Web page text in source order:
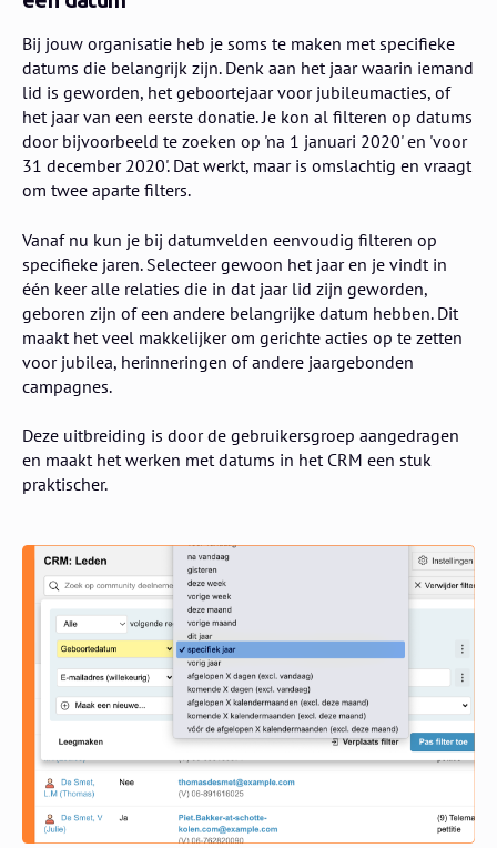
Bij jouw organisatie heb je soms te maken met specifieke
datums die belangrijk zijn. Denk aan het jaar waarin iemand
lid is geworden, het geboortejaar voor jubileumacties, of
het jaar van een eerste donatie. Je kon al filteren op datums
door bijvoorbeeld te zoeken op 'na 1 januari 2020' en 'voor
31 december 2020'. Dat werkt, maar is omslachtig en vraagt
om twee aparte filters.
Vanaf nu kun je bij datumvelden eenvoudig filteren op
specifieke jaren. Selecteer gewoon het jaar en je vindt in
één keer alle relaties die in dat jaar lid zijn geworden,
geboren zijn of een andere belangrijke datum hebben. Dit
maakt het veel makkelijker om gerichte acties op te zetten
voor jubilea, herinneringen of andere jaargebonden
campagnes.
Deze uitbreiding is door de gebruikersgroep aangedragen
en maakt het werken met datums in het CRM een stuk
praktischer.